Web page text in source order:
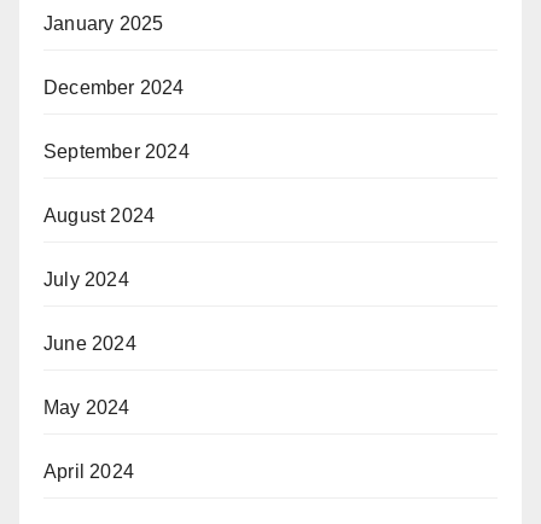
January 2025
December 2024
September 2024
August 2024
July 2024
June 2024
May 2024
April 2024